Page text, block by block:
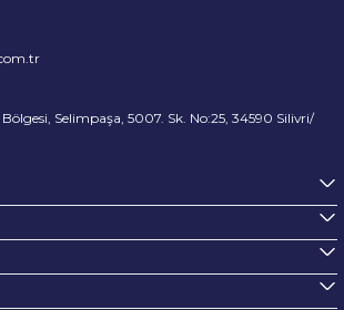
Selimpaşa, 5007. Sk. No:25, 34590 Silivri/